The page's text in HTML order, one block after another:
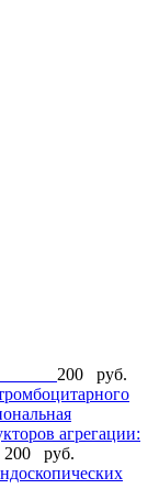
200 руб.
агрегации:
200 руб.